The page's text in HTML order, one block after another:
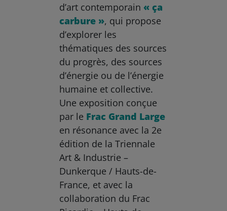
d’art contemporain« ça
carbure », qui propose
d’explorer les
thématiques des sources
du progrès, des sources
d’énergie ou de l’énergie
humaine et collective.
Une exposition conçue
par le Frac Grand Large
en résonance avec la 2e
édition de la Triennale
Art & Industrie –
Dunkerque / Hauts-de-
France, et avec la
collaboration du Frac